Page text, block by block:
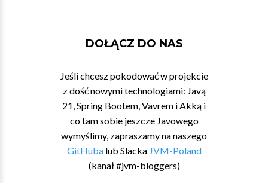
DOŁĄCZ DO NAS
Jeśli chcesz pokodować w projekcie
z dość nowymi technologiami: Javą
21, Spring Bootem, Vavrem i Akką i
co tam sobie jeszcze Javowego
wymyślimy, zapraszamy na naszego
GitHubalub Slacka JVM-Poland
(kanał #jvm-bloggers)